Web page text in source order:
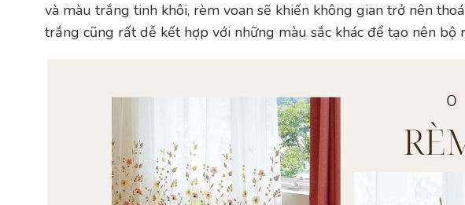
và màu trắng tinh khôi, rèm voan sẽ khiến không gian trở nên
trắng cũng rất dễ kết hợp với những màu sắc khác để tạo nên bộ